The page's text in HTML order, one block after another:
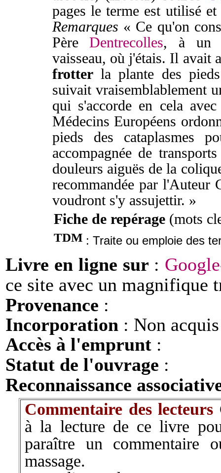
pages le terme est utilisé
Remarques « Ce qu'on
PèreDentrecolles, à un
vaisseau, où j'étais. Il avait
frotterla plante des
suivait vraisemblablement
qui s'accorde en cela
Médecins Européens
pieds des cataplasmes
accompagnée de
douleurs aiguës de la
recommandée par l'Auteur
voudront s'y assujettir. »
Fiche de repérage (mots
TDM : Traite ou emploie des
Livre en ligne sur :
ce site avec un magnifique
Provenance :
Incorporation : Non acquis
Accès à l'emprunt :
Statut de l'ouvrage :
Reconnaissance
Commentaire des lecteurs
à la lecture de ce livre
paraître un commentaire
massage.